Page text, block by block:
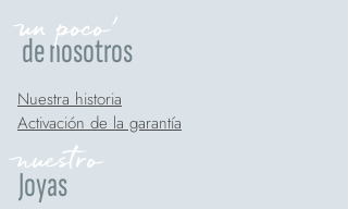
de nosotros
un poco'
Nuestra historia
Activación de la garantía
nuestro
Joyas